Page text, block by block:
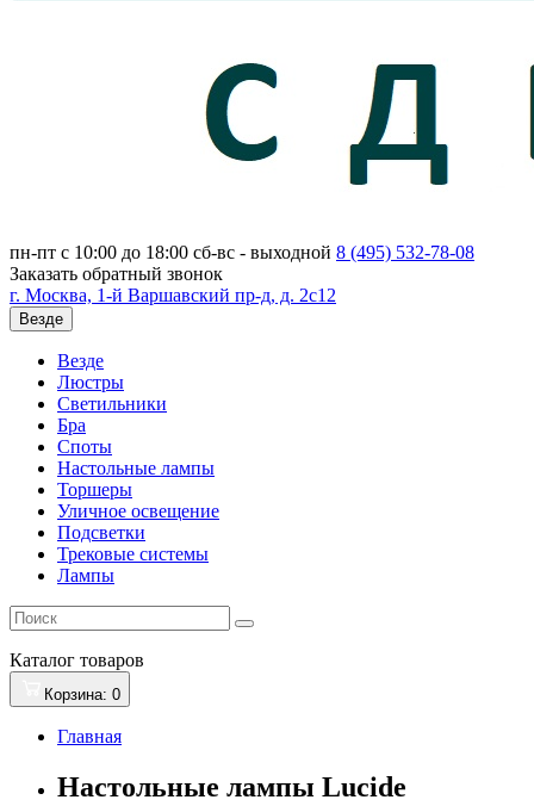
пн-пт с 10:00 до 18:00 сб-вс - выходной 8 (495) 532-78-08
Заказать обратный звонок
г. Москва, 1-й Варшавский пр-д, д. 2с12
Везде
Везде
Люстры
Светильники
Бра
Споты
Настольные лампы
Торшеры
Уличное освещение
Подсветки
Трековые системы
Лампы
Каталог товаров
Корзина: 0
Главная
Настольные лампы Lucide